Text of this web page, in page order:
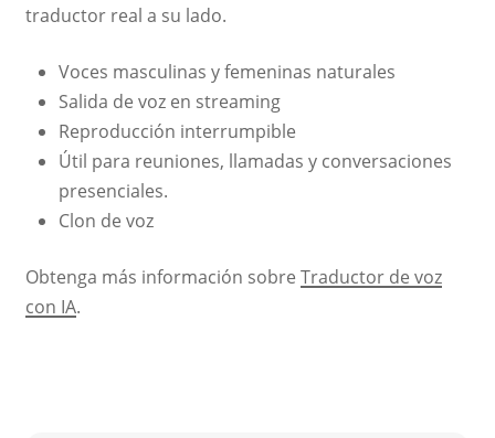
traductor real a su lado.
Voces masculinas y femeninas naturales
Salida de voz en streaming
Reproducción interrumpible
Útil para reuniones, llamadas y conversaciones
presenciales.
Clon de voz
Obtenga más información sobre Traductor de voz
con IA.